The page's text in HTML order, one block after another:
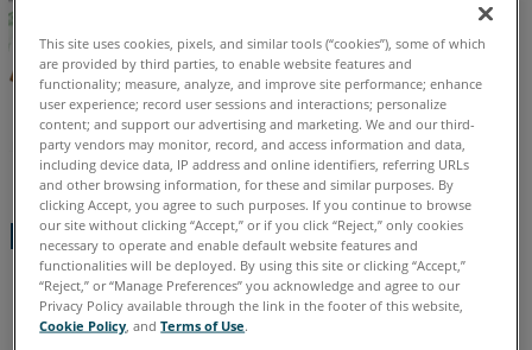
Étapes rapides
Dans SCENE, ouvrez le Nuage de points du projet que vous
souhaitez exporter.
This site uses cookies, pixels, and similar tools (“cookies”), some of which
are provided by third parties, to enable website features and
functionality; measure, analyze, and improve site performance; enhance
user experience; record user sessions and interactions; personalize
content; and support our advertising and marketing. We and our third-
party vendors may monitor, record, and access information and data,
including device data, IP address and online identifiers, referring URLs
and other browsing information, for these and similar purposes. By
clicking Accept, you agree to such purposes. If you continue to browse
our site without clicking “Accept,” or if you click “Reject,” only cookies
necessary to operate and enable default website features and
functionalities will be deployed. By using this site or clicking “Accept,”
“Reject,” or “Manage Preferences” you acknowledge and agree to our
Privacy Policy available through the link in the footer of this website,
Cookie Policy , andTerms of Use.